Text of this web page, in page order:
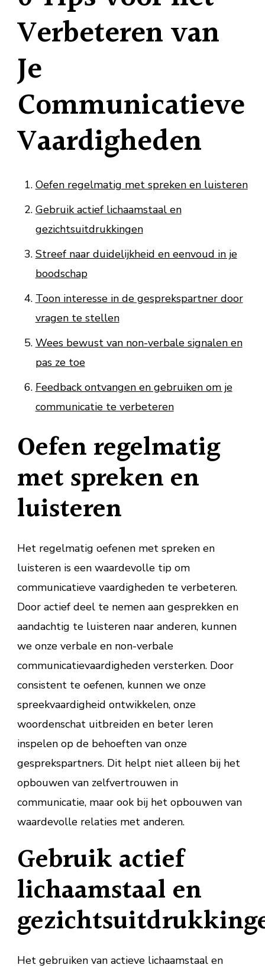
Verbeteren van
Je
Communicatieve
Vaardigheden
Oefen regelmatig met spreken en luisteren
Gebruik actief lichaamstaal en
gezichtsuitdrukkingen
Streef naar duidelijkheid en eenvoud in je
boodschap
Toon interesse in de gesprekspartner door
vragen te stellen
Wees bewust van non-verbale signalen en
pas ze toe
Feedback ontvangen en gebruiken om je
communicatie te verbeteren
Oefen regelmatig
met spreken en
luisteren
Het regelmatig oefenen met spreken en
luisteren is een waardevolle tip om
communicatieve vaardigheden te verbeteren.
Door actief deel te nemen aan gesprekken en
aandachtig te luisteren naar anderen, kunnen
we onze verbale en non-verbale
communicatievaardigheden versterken. Door
consistent te oefenen, kunnen we onze
spreekvaardigheid ontwikkelen, onze
woordenschat uitbreiden en beter leren
inspelen op de behoeften van onze
gesprekspartners. Dit helpt niet alleen bij het
opbouwen van zelfvertrouwen in
communicatie, maar ook bij het opbouwen van
waardevolle relaties met anderen.
Gebruik actief
lichaamstaal en
Het gebruiken van actieve lichaamstaal en